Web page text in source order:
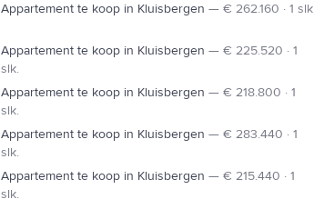
Appartement te koop in Kluisbergen — € 262.160 · 1 slk.
Appartement te koop in Kluisbergen — € 225.520 · 1
slk.
Appartement te koop in Kluisbergen — € 218.800 · 1
slk.
Appartement te koop in Kluisbergen — € 283.440 · 1
slk.
Appartement te koop in Kluisbergen — € 215.440 · 1
slk.